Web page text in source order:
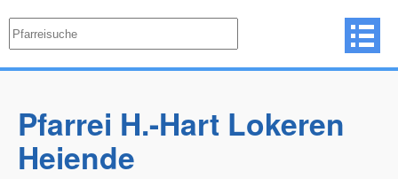
Pfarrei H.-Hart Lokeren
Heiende